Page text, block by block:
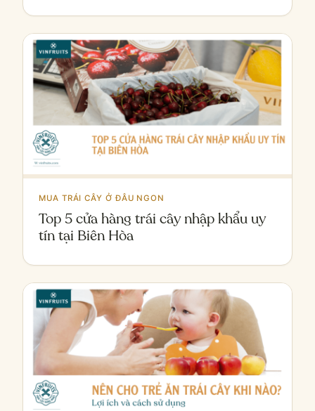
MUA TRÁI CÂY Ở ĐÂU NGON
Top 5 cửa hàng trái cây nhập khẩu uy
tín tại Biên Hòa